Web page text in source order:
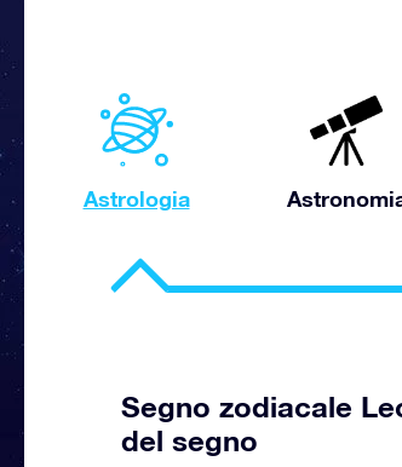
Astrologia
Segno zodiacale
del segno